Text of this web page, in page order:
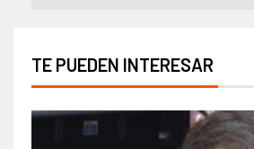
TE PUEDEN INTERESAR